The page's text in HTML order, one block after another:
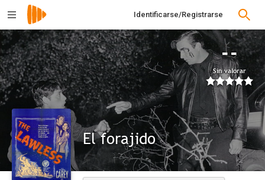
Identificarse/Registrarse
--
Sin valorar
El forajido